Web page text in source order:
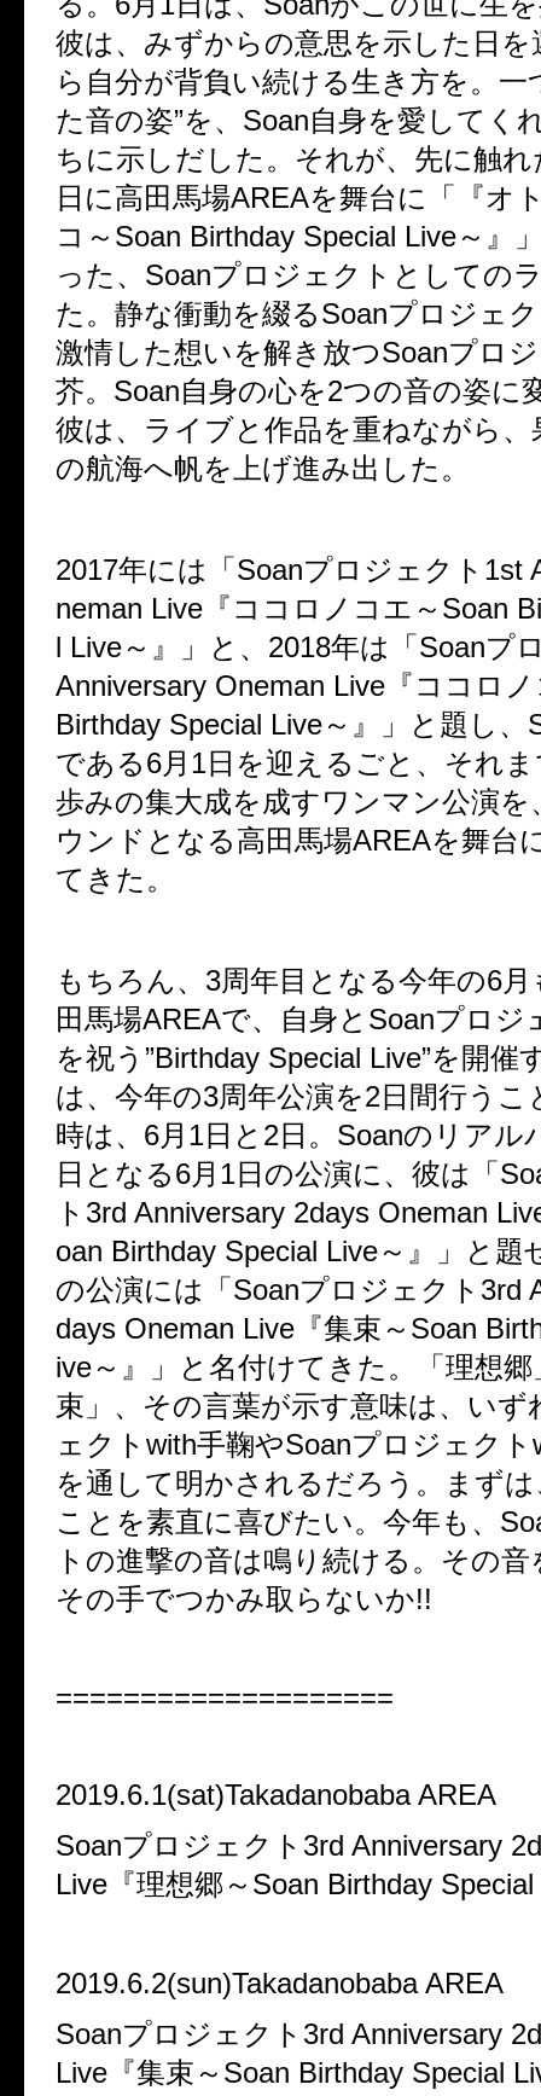
彼は、みずからの意思を示した日
ら自分が背負い続ける生き方を。一
た音の姿”を、Soan自身を愛してく
ちに示しだした。それが、先に触れ
日に高田馬場AREAを舞台に「『オ
コ～Soan Birthday Special Live～』
った、Soanプロジェクトとしての
た。静な衝動を綴るSoanプロジェ
激情した想いを解き放つSoanプロ
芥。Soan自身の心を2つの音の姿に
彼は、ライブと作品を重ねながら、
の航海へ帆を上げ進み出した。
2017年には「Soanプロジェクト1st
neman Live『ココロノコエ～Soan
l Live～』」と、2018年は「Soanプ
Anniversary Oneman Live『ココロ
Birthday Special Live～』」と題し、
である6月1日を迎えるごと、それ
歩みの集大成を成すワンマン公演を
ウンドとなる高田馬場AREAを舞台
てきた。
もちろん、3周年目となる今年の6月
田馬場AREAで、自身とSoanプロジ
を祝う”Birthday Special Live”を開催
は、今年の3周年公演を2日間行うこ
時は、6月1日と2日。Soanのリアル
日となる6月1日の公演に、彼は「
ト3rd Anniversary 2days Oneman
oan Birthday Special Live～』」と題
の公演には「Soanプロジェクト3rd
days Oneman Live『集束～Soan
ive～』」と名付けてきた。「理想郷
束」、その言葉が示す意味は、いず
ェクトwith手鞠やSoanプロジェク
を通して明かされるだろう。まず
ことを素直に喜びたい。今年も、
トの進撃の音は鳴り続ける。その
その手でつかみ取らないか!!
====================
2019.6.1(sat)Takadanobaba AREA
Soanプロジェクト3rd Anniversary
Live『理想郷～Soan Birthday
2019.6.2(sun)Takadanobaba AREA
Soanプロジェクト3rd Anniversary
Live『集束～Soan Birthday Special